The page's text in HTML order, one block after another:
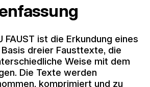
FAUST ist die Erkundung eines
dreier Fausttexte, die
Weise mit dem
Die Texte werden
komprimiert und zu